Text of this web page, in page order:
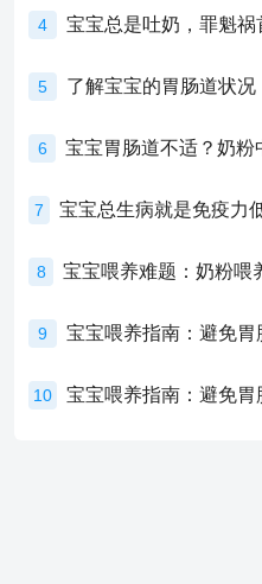
4 宝宝总是吐奶，罪魁祸
5 了解宝宝的胃肠道状况
6
7
8
9 宝宝喂养指南：避免
10 宝宝喂养指南：避免